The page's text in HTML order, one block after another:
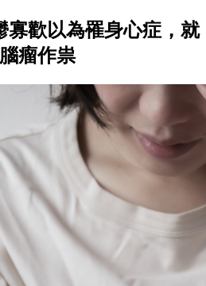
寡歡以為罹身心症，就
瘤作祟